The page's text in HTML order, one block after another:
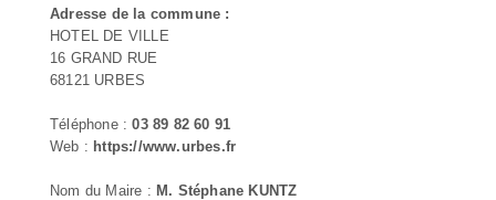
Adresse de la commune :
HOTEL DE VILLE
16 GRAND RUE
68121 URBES
Téléphone :03 89 82 60 91
Web : https://www.urbes.fr
Nom du Maire : M. Stéphane KUNTZ